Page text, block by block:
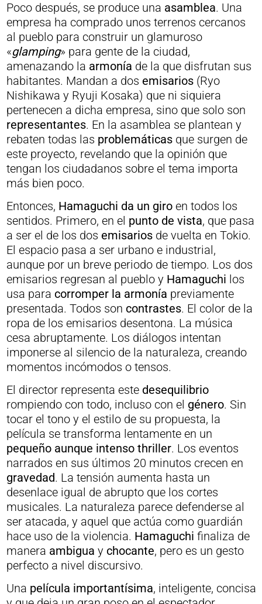
Poco después, se produce una asamblea. Una
empresa ha comprado unos terrenos cercanos
al pueblo para construir un glamuroso
«glamping» para gente de la ciudad,
amenazando la armonía de la que disfrutan sus
habitantes. Mandan a dos emisarios (Ryo
Nishikawa y Ryuji Kosaka) que ni siquiera
pertenecen a dicha empresa, sino que solo son
representantes. En la asamblea se plantean y
rebaten todas las problemáticas que surgen de
este proyecto, revelando que la opinión que
tengan los ciudadanos sobre el tema importa
más bien poco.
Entonces, Hamaguchi da un giroen todos los
sentidos. Primero, en el punto de vista, que pasa
a ser el de los dos emisarios de vuelta en Tokio.
El espacio pasa a ser urbano e industrial,
aunque por un breve periodo de tiempo. Los dos
emisarios regresan al pueblo y Hamaguchi los
usa para corromper la armonía previamente
presentada. Todos son contrastes. El color de la
ropa de los emisarios desentona. La música
cesa abruptamente. Los diálogos intentan
imponerse al silencio de la naturaleza, creando
momentos incómodos o tensos.
El director representa este desequilibrio
rompiendo con todo, incluso con el género. Sin
tocar el tono y el estilo de su propuesta, la
película se transforma lentamente en un
pequeño aunque intenso thriller. Los eventos
narrados en sus últimos 20 minutos crecen en
gravedad. La tensión aumenta hasta un
desenlace igual de abrupto que los cortes
musicales. La naturaleza parece defenderse al
ser atacada, y aquel que actúa como guardián
hace uso de la violencia. Hamaguchi finaliza de
manera ambigua y chocante, pero es un gesto
perfecto a nivel discursivo.
Una película importantísima, inteligente, concisa